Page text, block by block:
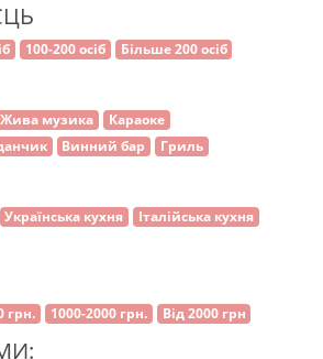
100-200 осіб Більше 200 осіб
Жива музика
Караоке
Винний бар Гриль
Українська кухня
Італійська кухня
грн. 1000-2000 грн. Від 2000 грн